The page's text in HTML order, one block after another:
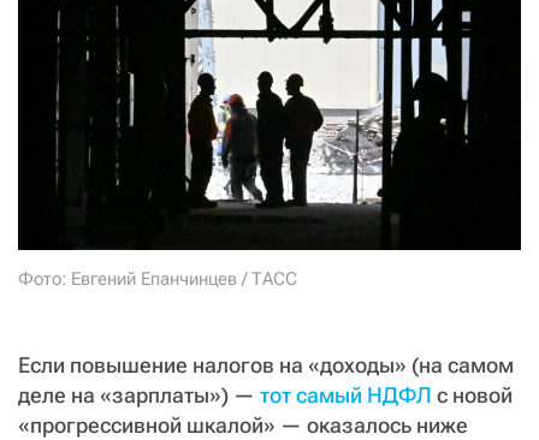
Фото: Евгений Епанчинцев / ТАСС
Если повышение налогов на «доходы» (на самом
деле на «зарплаты») — тот самый НДФЛ с новой
«прогрессивной шкалой» — оказалось ниже
я принимаю
условия и подтверждаю свое гражданство РФ
СТАТЬ СОУЧАСТНИКОМ
ПОДЕЛИТЬСЯ С ДРУЗЬЯМИ
Если у вас есть вопросы, пишите donate@novayagazeta.ru или
звоните:
+7 (929) 612-03-68